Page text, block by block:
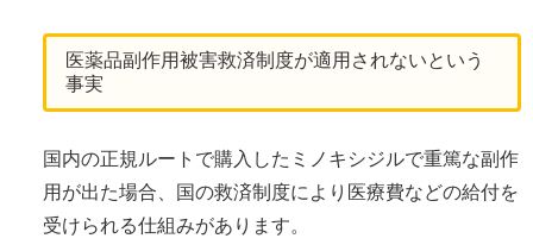
医薬品副作用被害救済制度が適用されないという
事実
国内の正規ルートで購入したミノキシジルで重篤な副作
用が出た場合、国の救済制度により医療費などの給付を
受けられる仕組みがあります。